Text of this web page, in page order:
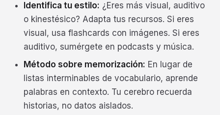
Identifica tu estilo: ¿Eres más visual, auditivo
o kinestésico? Adapta tus recursos. Si eres
visual, usa flashcards con imágenes. Si eres
auditivo, sumérgete en podcasts y música.
Método sobre memorización: En lugar de
listas interminables de vocabulario, aprende
palabras en contexto. Tu cerebro recuerda
historias, no datos aislados.